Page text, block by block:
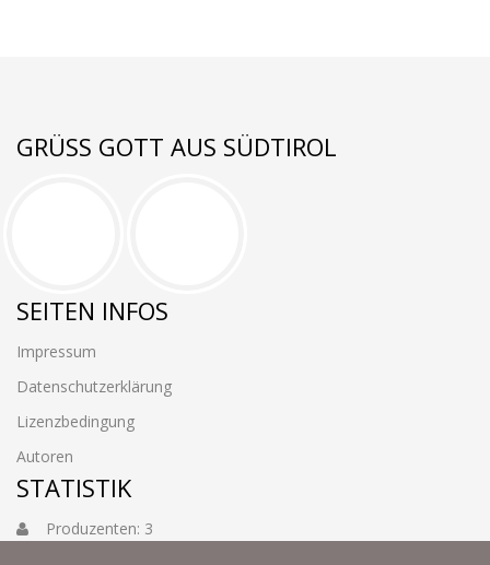
GRÜSS GOTT AUS SÜDTIROL
SEITEN INFOS
Impressum
Datenschutzerklärung
Lizenzbedingung
Autoren
STATISTIK
Produzenten: 3